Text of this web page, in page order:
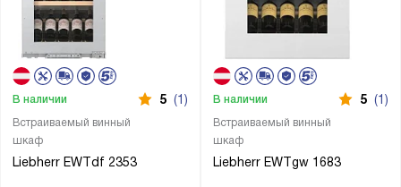
Встраиваемый винный
шкаф
Liebherr EWTdf 2353
В наличии 5 (1)
Встраиваемый винный
шкаф
Liebherr EWTgw 1683
В наличии 5 (1)